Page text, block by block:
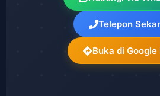
Telepon
Buka di Google